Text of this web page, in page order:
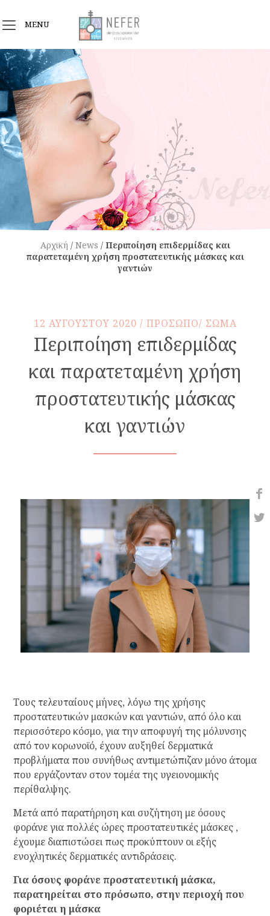
MENU
Αρχική / News / Περιποίηση επιδερμίδας και
παρατεταμένη χρήση προστατευτικής μάσκας και
γαντιών
12 ΑΥΓΟΥΣΤΟΥ 2020 / ΠΡΟΣΩΠΟ/ ΣΩΜΑ
Περιποίηση επιδερμίδας
και παρατεταμένη χρήση
προστατευτικής μάσκας
και γαντιών
Τους τελευταίους μήνες, λόγω της χρήσης
προστατευτικών μασκών και γαντιών, από όλο και
περισσότερο κόσμο, για την αποφυγή της μόλυνσης
από τον κορωνοϊό, έχουν αυξηθεί δερματικά
προβλήματα που συνήθως αντιμετώπιζαν μόνο άτομα
που εργάζονταν στον τομέα της υγειονομικής
περίθαλψης.
Μετά από παρατήρηση και συζήτηση με όσους
φοράνε για πολλές ώρες προστατευτικές μάσκες ,
έχουμε διαπιστώσει πως προκύπτουν οι εξής
ενοχλητικές δερματικές αντιδράσεις.
Για όσους φοράνε προστατευτική μάσκα,
παρατηρείται στο πρόσωπο, στην περιοχή που
φοριέται η μάσκα